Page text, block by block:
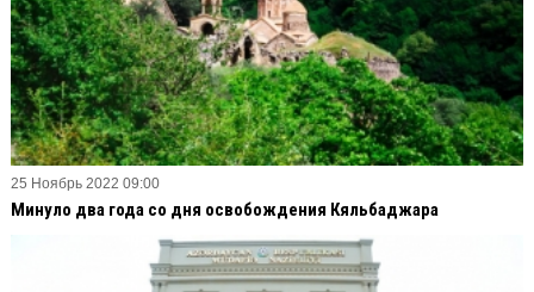
25 Ноябрь 2022 09:00
Минуло два года со дня освобождения Кяльбаджара